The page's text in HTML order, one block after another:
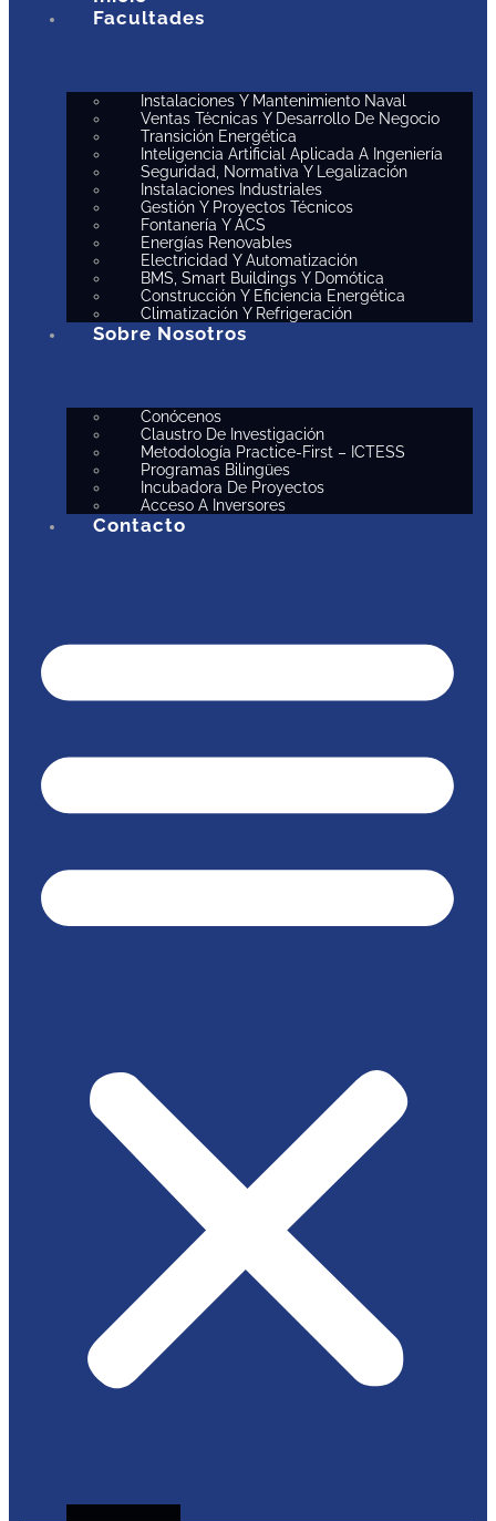
Facultades
Instalaciones Y Mantenimiento Naval
Ventas Técnicas Y Desarrollo De Negocio
Transición Energética
Inteligencia Artificial Aplicada A Ingeniería
Seguridad, Normativa Y Legalización
Instalaciones Industriales
Gestión Y Proyectos Técnicos
Fontanería Y ACS
Energías Renovables
Electricidad Y Automatización
BMS, Smart Buildings Y Domótica
Construcción Y Eficiencia Energética
Climatización Y Refrigeración
Sobre Nosotros
Conócenos
Claustro De Investigación
Metodología Practice-First – ICTESS
Programas Bilingües
Incubadora De Proyectos
Acceso A Inversores
Contacto